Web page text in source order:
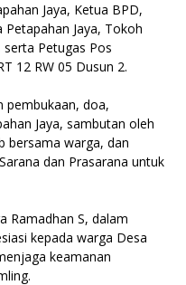
Jaya, Ketua BPD,
Petapahan Jaya, Tokoh
serta Petugas Pos
12 RW 05 Dusun 2.
pembukaan, doa,
Jaya, sambutan oleh
bersama warga, dan
dan Prasarana untuk
Ramadhan S, dalam
kepada warga Desa
keamanan